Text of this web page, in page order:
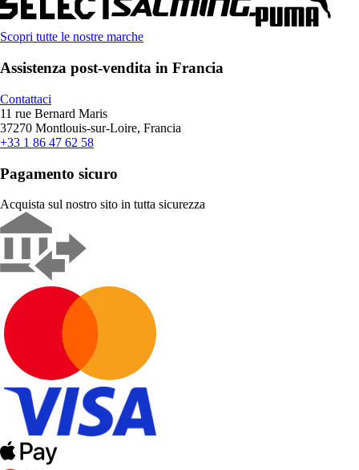
Scopri tutte le nostre marche
Assistenza post-vendita in Francia
Contattaci
11 rue Bernard Maris
37270 Montlouis-sur-Loire, Francia
+33 1 86 47 62 58
Pagamento sicuro
Acquista sul nostro sito in tutta sicurezza